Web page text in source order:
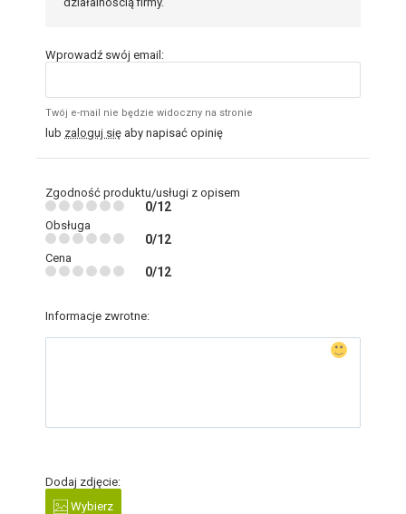
Wprowadź swój email:
Twój e-mail nie będzie widoczny na stronie
lub zaloguj się aby napisać opinię
Zgodność produktu/usługi z opisem
0/12
Obsługa
0/12
Cena
0/12
Informacje zwrotne:
Dodaj zdjęcie:
Wybierz